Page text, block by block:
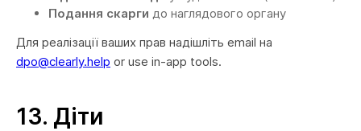
Подання скарги до наглядового органу
Для реалізації ваших прав надішліть email на
dpo@clearly.help or use in-app tools.
13. Діти